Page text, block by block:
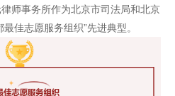
师事务所作为北京市司法局和北京
佳志愿服务组织”先进典型。